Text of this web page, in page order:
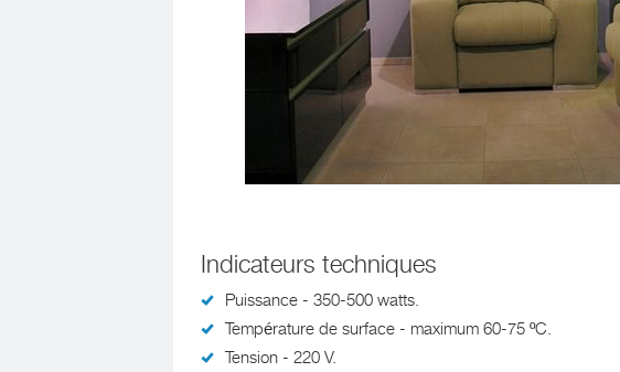
Indicateurs techniques
Puissance - 350-500 watts.
Température de surface - maximum 60-75 ºС.
Tension - 220 V.